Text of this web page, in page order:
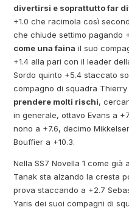
divertirsi e soprattutto far
+1.0 che racimola così
che chiude settimo pagando
come una faina il suo
+1.4 alla pari con il leader
Sordo quinto +5.4 staccato
compagno di squadra Thierry
prendere molti rischi,
in generale, ottavo Evans a
nono a +7.6, decimo
Bouffier a +10.3.
Nella SS7 Novella 1 come
Tanak sta alzando la cresta
prova staccando a +2.7
Yaris dei suoi compagni di